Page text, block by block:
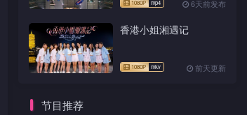
6天前发布
香港小姐湘遇记
前天更新
节目推荐